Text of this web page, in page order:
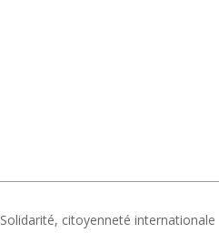
Solidarité, citoyenneté internationale